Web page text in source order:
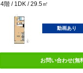
4階 / 1DK / 29.5㎡
動画あり
お問い合わせ(無